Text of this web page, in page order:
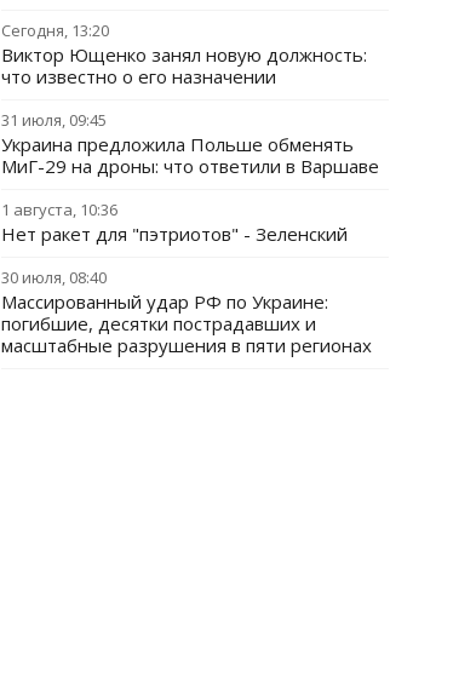
Сегодня, 13:20
Виктор Ющенко занял новую должность:
что известно о его назначении
31 июля, 09:45
Украина предложила Польше обменять
МиГ-29 на дроны: что ответили в Варшаве
1 августа, 10:36
Нет ракет для "пэтриотов" - Зеленский
30 июля, 08:40
Массированный удар РФ по Украине:
погибшие, десятки пострадавших и
масштабные разрушения в пяти регионах